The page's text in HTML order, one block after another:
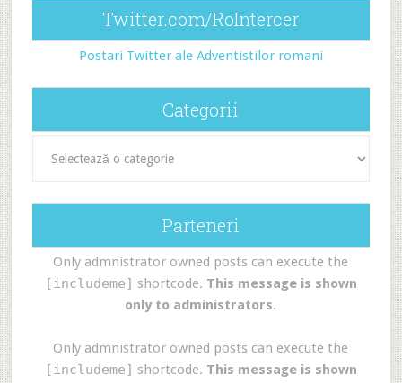
Twitter.com/RoIntercer
Postari Twitter ale Adventistilor romani
Categorii
Parteneri
Only admnistrator owned posts can execute the
[includeme] shortcode. This message is shown
only to administrators.
Only admnistrator owned posts can execute the
[includeme] shortcode. This message is shown